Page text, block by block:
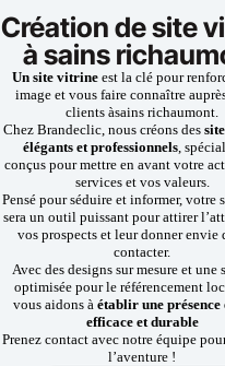
Création de site
à sains
Un site vitrineest la clé pour
image et vous faire connaître
clients àsains richaumont.
Chez Brandeclic, nous créons des
élégants et professionnels,
conçus pour mettre en avant votre
services et vos valeurs.
Pensé pour séduire et informer, votre
sera un outil puissant pour attirer
vos prospects et leur donner envie
contacter.
Avec des designs sur mesure et une
optimisée pour le référencement
vous aidons à établir une présence
efficace et durable
Prenez contact avec notre équipe
l’aventure !